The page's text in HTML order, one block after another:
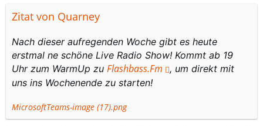
Zitat von Quarney
Nach dieser aufregenden Woche gibt es heute
erstmal ne schöne Live Radio Show! Kommt ab 19
Uhr zum WarmUp zu Flashbass.Fm
, um direkt mit
uns ins Wochenende zu starten!
MicrosoftTeams-image (17).png